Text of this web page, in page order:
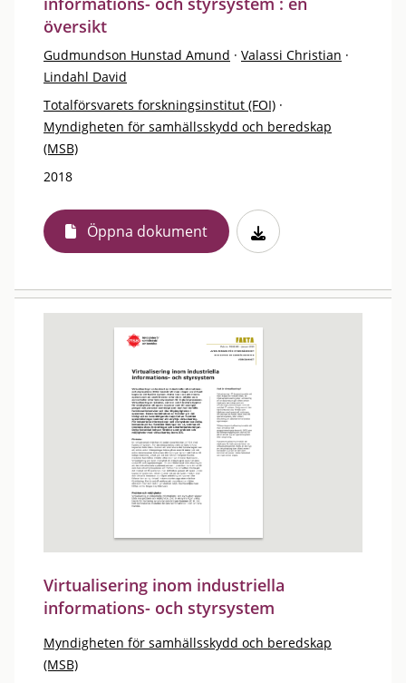
översikt
Gudmundson Hunstad Amund · Valassi Christian ·
Lindahl David
Totalförsvarets forskningsinstitut (FOI) ·
Myndigheten för samhällsskydd och beredskap
(MSB)
2018
Öppna dokument
Virtualisering inom industriella
informations- och styrsystem
Myndigheten för samhällsskydd och beredskap
(MSB)